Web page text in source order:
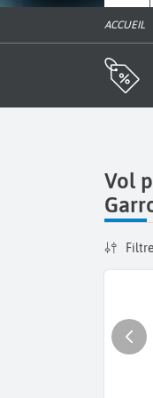
ACCUEIL
Vol